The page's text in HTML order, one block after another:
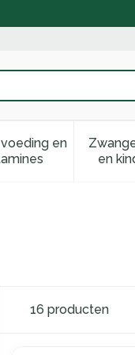
Schoonheid,
en
Toon submenuen
16 producten